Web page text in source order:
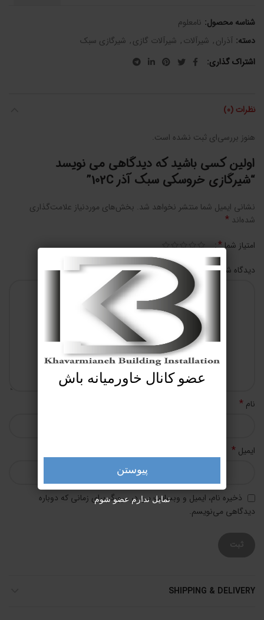
شناسه محصول: نامعلوم
دسته: آذران, شیرآلات, شیرآلات گازی, شیرگازی سبک
اشتراک گذاری
نظرات (0)
هنوز بررسی‌ای ثبت نشده است.
اولین کسی باشید که دیدگاهی می نویسد
“شیرگازی خروسکی سبک آذر 102C”
نشانی ایمیل شما منتشر نخواهد شد. بخش‌های موردنیاز علامت‌گذاری
شده‌اند *
امتیاز شما*
دیدگاه شما*
نام *
ایمیل *
ذخیره نام، ایمیل و وبسایت من در مرورگر برای زمانی که دوباره
دیدگاهی می‌نویسم.
SHIPPING & DELIVERY
عضو کانال خاورمیانه باش
پیوستن
تمایل ندارم عضو شوم